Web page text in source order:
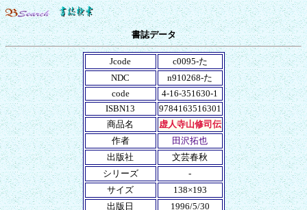
書誌データ
Jcode
c0095-た
NDC
n910268-た
code
4-16-351630-1
ISBN13
9784163516301
商品名
虚人寺山修司伝
作者
田沢拓也
出版社
文芸春秋
シリーズ
-
サイズ
138×193
出版日
1996/5/30